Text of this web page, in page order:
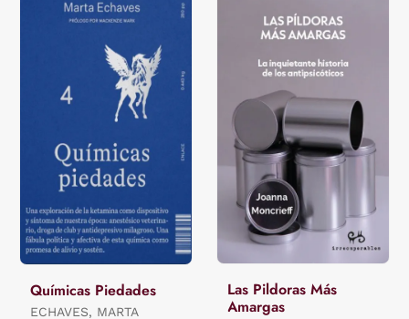
Químicas Piedades
ECHAVES, MARTA
Las Pildoras Más
Amargas